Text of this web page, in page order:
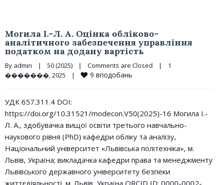
Могила І.-Л. А. Oцінка обліково-
аналітичного забезпечення управління
податком на додану вартість
By admin | 50 (2025) | Comments are Closed |
1
�������, 2025
| 9 вподобань
УДК 657.311.4 DOI:
https://doi.org/10.31521/modecon.V50(2025)-16 Могила І.-
Л. А., здобувачка вищої освіти третього навчально-
наукового рівня (PhD) кафедри обліку та аналізу,
Національний університет «Львівська політехніка», м.
Львів, Україна; викладачка кафедри права та менеджменту
Львівського державного університету безпеки
життєдіяльності, м. Львів, Україна ORCID ID: 0000-0002-